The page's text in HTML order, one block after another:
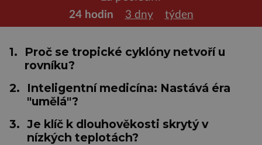
24 hodin 3 dny týden
1.
Proč se tropické cyklóny netvoří u
rovníku?
2.
Inteligentní medicína: Nastává éra
"umělá"?
3. Je klíč k dlouhověkosti skrytý v
nízkých teplotách?